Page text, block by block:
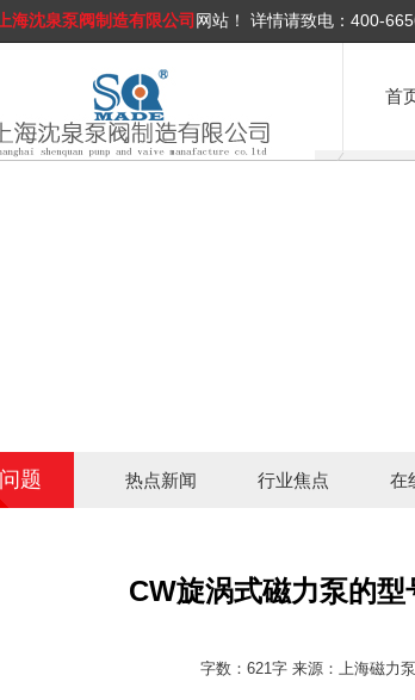
上海沈泉泵阀制造有限公司 网站！ 详情请致电： 400-
首
题 热点新闻 行业焦点 在
CW旋涡式磁力泵的
字数：621字 来源：上海磁力